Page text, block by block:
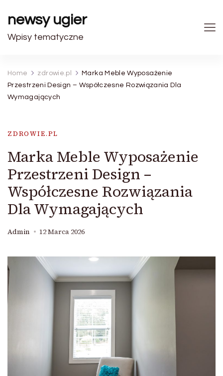
newsy ugier
Wpisy tematyczne
Home zdrowie.pl
Marka Meble Wyposażenie
Przestrzeni Design – Współczesne Rozwiązania Dla
Wymagających
ZDROWIE.PL
Marka Meble Wyposażenie
Przestrzeni Design –
Współczesne Rozwiązania
Dla Wymagających
Admin 12 Marca 2026